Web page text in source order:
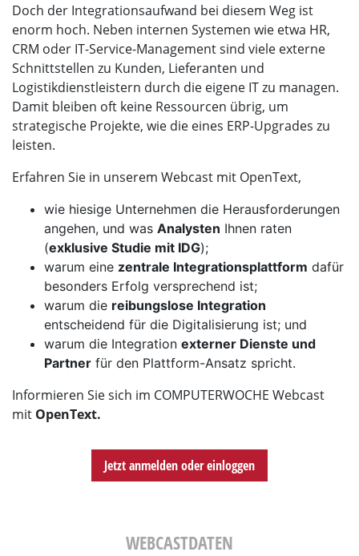
Doch der Integrationsaufwand bei diesem Weg ist
enorm hoch. Neben internen Systemen wie etwa HR,
CRM oder IT-Service-Management sind viele externe
Schnittstellen zu Kunden, Lieferanten und
Logistikdienstleistern durch die eigene IT zu managen.
Damit bleiben oft keine Ressourcen übrig, um
strategische Projekte, wie die eines ERP-Upgrades zu
leisten.
Erfahren Sie in unserem Webcast mit OpenText,
wie hiesige Unternehmen die Herausforderungen
angehen, und was Analysten Ihnen raten
(exklusive Studie mit IDG);
warum eine zentrale Integrationsplattform dafür
besonders Erfolg versprechend ist;
warum die reibungslose Integration
entscheidend für die Digitalisierung ist; und
warum die Integration externer Dienste und
Partner für den Plattform-Ansatz spricht.
Informieren Sie sich im COMPUTERWOCHE Webcast
mit OpenText.
Jetzt anmelden oder einloggen
WEBCASTDATEN